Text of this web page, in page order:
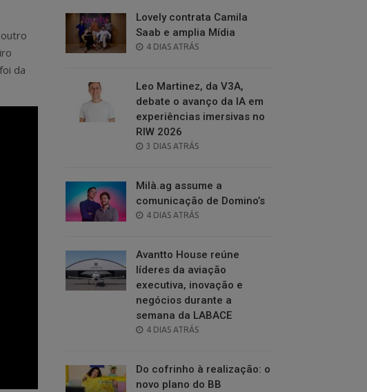
da
Lovely contrata Camila
Saab e amplia Mídia
POSTED
4 DIAS ATRÁS
Leo Martinez, da V3A,
debate o avanço da IA em
experiências imersivas no
RIW 2026
POSTED
3 DIAS ATRÁS
Milà.ag assume a
comunicação de Domino’s
POSTED
4 DIAS ATRÁS
Avantto House reúne
líderes da aviação
executiva, inovação e
negócios durante a
semana da LABACE
POSTED
4 DIAS ATRÁS
Do cofrinho à realização: o
novo plano do BB